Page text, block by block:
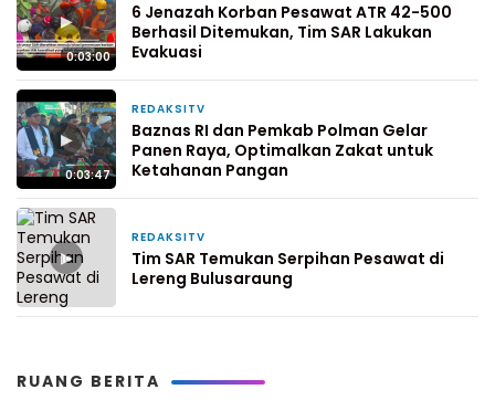
▶
0:03:00
6 Jenazah Korban Pesawat ATR 42-500
Berhasil Ditemukan, Tim SAR Lakukan
Evakuasi
▶
0:03:47
REDAKSITV
Baznas RI dan Pemkab Polman Gelar
Panen Raya, Optimalkan Zakat untuk
Ketahanan Pangan
▶
REDAKSITV
Tim SAR Temukan Serpihan Pesawat di
Lereng Bulusaraung
RUANG BERITA